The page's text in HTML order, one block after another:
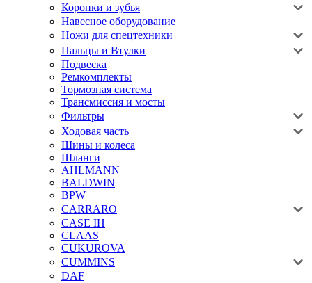
Коронки и зубья
Навесное оборудование
Ножи для спецтехники
Пальцы и Втулки
Подвеска
Ремкомплекты
Тормозная система
Трансмиссия и мосты
Фильтры
Ходовая часть
Шины и колеса
Шланги
AHLMANN
BALDWIN
BPW
CARRARO
CASE IH
CLAAS
CUKUROVA
CUMMINS
DAF